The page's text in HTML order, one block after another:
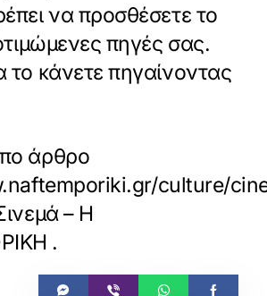
να προσθέσετε το
πηγές σας.
το κάνετε πηγαίνοντας
άρθρο
culture/
– Η
.